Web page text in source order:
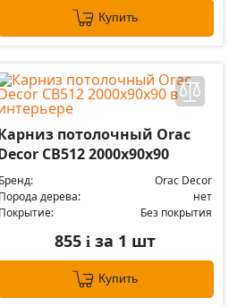
Купить
потолочный Orac
CB512 2000х90х90
Бренд:
Orac Decor
Порода дерева:
нет
Покрытие:
Без покрытия
855i за 1 шт
Купить